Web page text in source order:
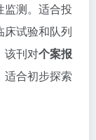
监测。适合投
床试验和队列
该刊对个案报
适合初步探索